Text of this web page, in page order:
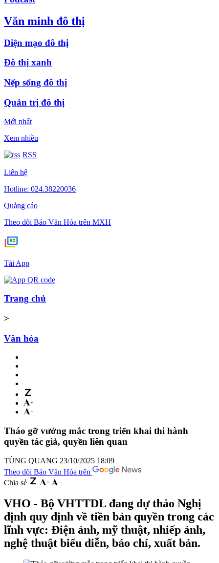
Văn minh đô thị
Diện mạo đô thị
Đô thị xanh
Nếp sống đô thị
Quản trị đô thị
Mới nhất
Xem nhiều
RSS
Liên hệ
Hotline: 024.38220036
Quảng cáo
Theo dõi Báo Văn Hóa trên MXH
Tải App
Trang chủ
>
Văn hóa
Tháo gỡ vướng mắc trong triển khai thi hành
quyền tác giả, quyền liên quan
TÙNG QUANG 23/10/2025 18:09
Theo dõi Báo Văn Hóa trên
Chia sẻ
VHO - Bộ VHTTDL đang dự thảo Nghị
định quy định về tiền bản quyền trong các
lĩnh vực: Điện ảnh, mỹ thuật, nhiếp ảnh,
nghệ thuật biểu diễn, báo chí, xuất bản.